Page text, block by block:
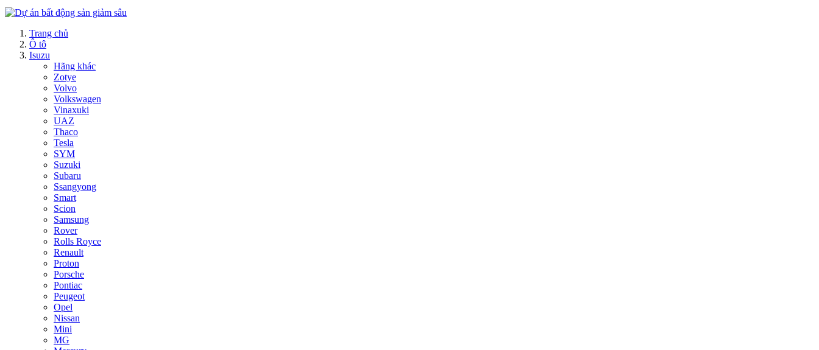
Trang chủ
Ô tô
Isuzu
Hãng khác
Zotye
Volvo
Volkswagen
Vinaxuki
UAZ
Thaco
Tesla
SYM
Suzuki
Subaru
Ssangyong
Smart
Scion
Samsung
Rover
Rolls Royce
Renault
Proton
Porsche
Pontiac
Peugeot
Opel
Nissan
Mini
MG